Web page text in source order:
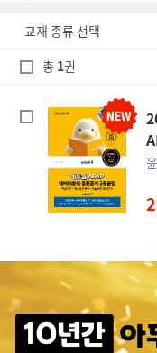
총 1권